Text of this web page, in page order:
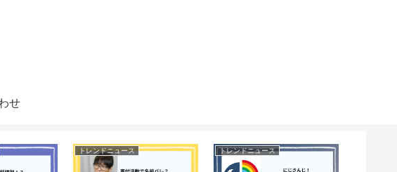
せ
トレンドニュース トレンドニュース